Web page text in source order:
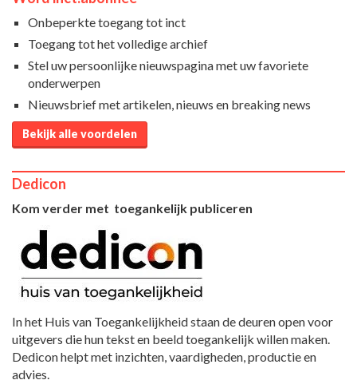
Onbeperkte toegang tot inct
Toegang tot het volledige archief
Stel uw persoonlijke nieuwspagina met uw favoriete
onderwerpen
Nieuwsbrief met artikelen, nieuws en breaking news
Bekijk alle voordelen
Dedicon
Kom verder met toegankelijk publiceren
In het Huis van Toegankelijkheid staan de deuren open voor
uitgevers die hun tekst en beeld toegankelijk willen maken.
Dedicon helpt met inzichten, vaardigheden, productie en
advies.